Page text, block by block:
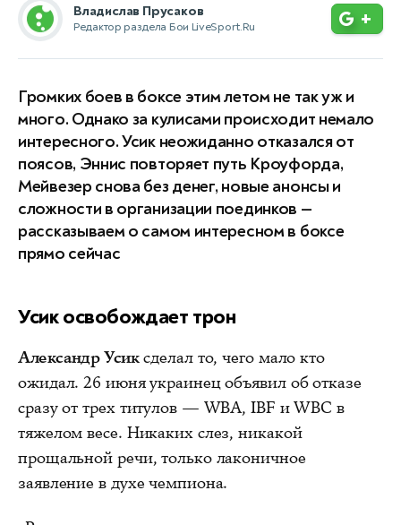
Владислав Прусаков
Редактор раздела Бои LiveSport.Ru +
Громких боев в боксе этим летом не так уж и
много. Однако за кулисами происходит немало
интересного. Усик неожиданно отказался от
поясов, Эннис повторяет путь Кроуфорда,
Мейвезер снова без денег, новые анонсы и
сложности в организации поединков —
рассказываем о самом интересном в боксе
прямо сейчас
Усик освобождает трон
Александр Усиксделал то, чего мало кто
ожидал. 26 июня украинец объявил об отказе
сразу от трех титулов — WBA, IBF и WBC в
тяжелом весе. Никаких слез, никакой
прощальной речи, только лаконичное
заявление в духе чемпиона.